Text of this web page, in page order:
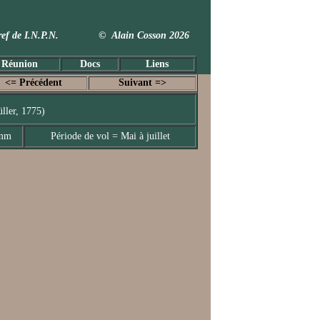
de I.N.P.N. © Alain Cosson 2026
Docs Liens
<= Précédent Suivant =>
1775)
Période de vol = Mai à juillet